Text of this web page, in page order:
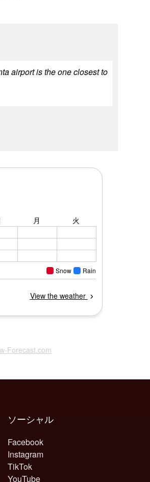
airport is the one closest to
Forecast.com
ソーシャル
Facebook
Instagram
TikTok
YouTube